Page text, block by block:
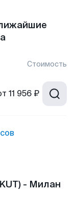
Стоимость
11 956 ₽
- Милан